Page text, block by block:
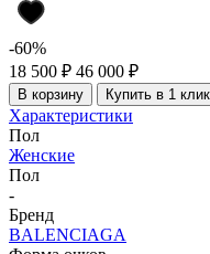
-60%
18 500 ₽ 46 000 ₽
В корзину Купить в 1 клик
Характеристики
Пол
Женские
Пол
-
Бренд
BALENCIAGA